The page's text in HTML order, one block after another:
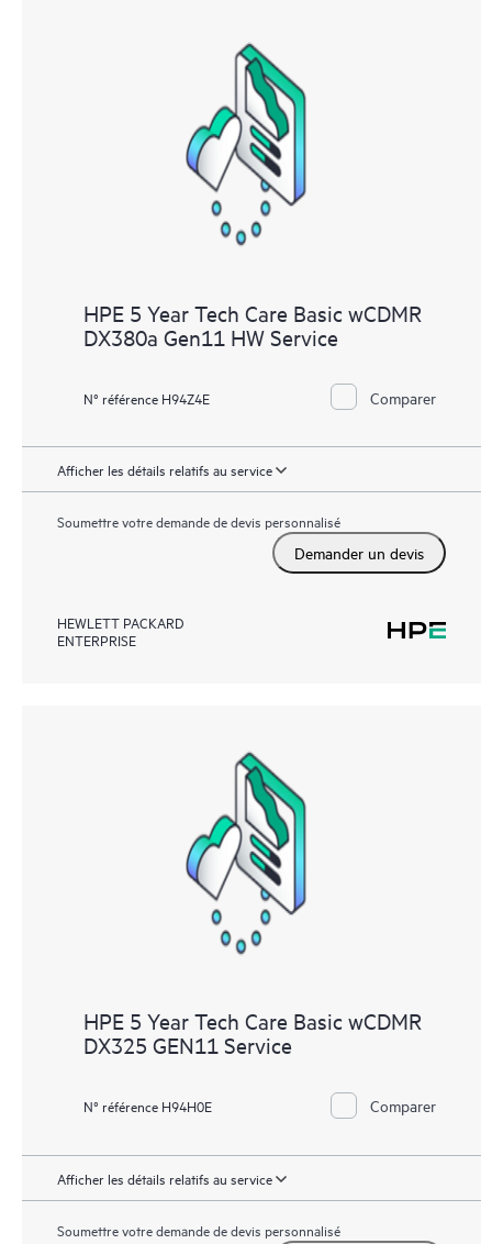
HPE 5 Year Tech Care Basic wCDMR
DX380a Gen11 HW Service
N° référence H94Z4E Comparer
Afficher les détails relatifs au service
Soumettre votre demande de devis personnalisé
Demander un devis
HEWLETT PACKARD
ENTERPRISE
HPE 5 Year Tech Care Basic wCDMR
DX325 GEN11 Service
N° référence H94H0E Comparer
Afficher les détails relatifs au service
Soumettre votre demande de devis personnalisé